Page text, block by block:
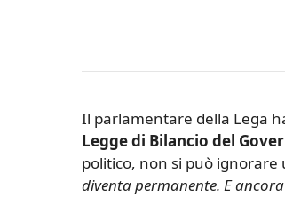
Il parlamentare della Lega
Legge di Bilancio del
politico, non si può ignorare
diventa permanente. E